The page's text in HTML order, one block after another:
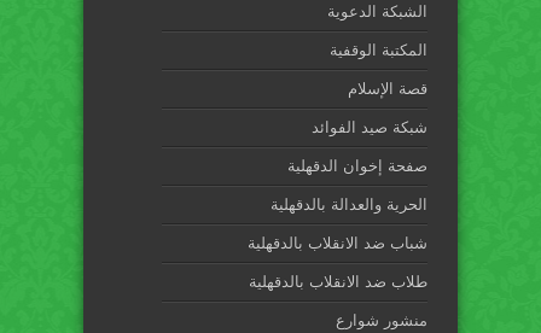
الشبكة الدعوية
المكتبة الوقفية
قصة الإسلام
شبكة صيد الفوائد
صفحة إخوان الدقهلية
الحرية والعدالة بالدقهلية
شباب ضد الانقلاب بالدقهلية
طلاب ضد الانقلاب بالدقهلية
منشور شوارع